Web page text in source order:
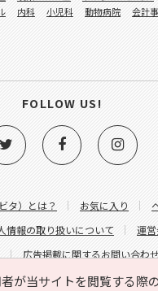
が当サイトを閲覧する際
タ）とは？ お気に入り
情報の取り扱いについて
運
広告掲載に関するお問い合わ
トの内容に関するお問い合わせ
内科 小児科 動物病院
会計
FOLLOW US!